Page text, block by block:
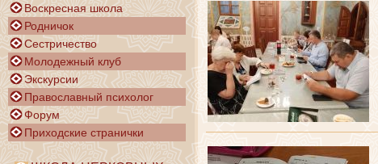
Воскресная школа
Родничок
Сестричество
Молодежный клуб
Экскурсии
Православный психолог
Форум
Приходские странички